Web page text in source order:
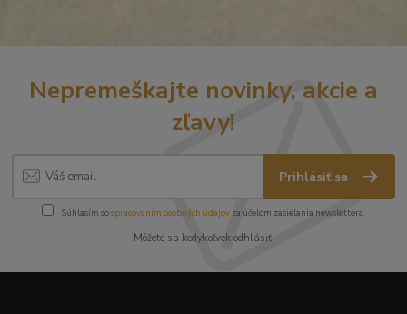
Nepremeškajte novinky, akcie a
zľavy!
Prihlásiť sa
Súhlasím sospracovaním osobných údajov za účelom zasielania newslettera.
Môžete sa kedykoľvek odhlásiť.